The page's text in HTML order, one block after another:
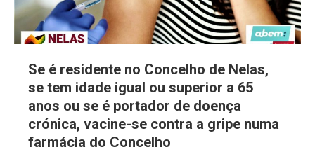
Se é residente no Concelho de Nelas,
se tem idade igual ou superior a 65
anos ou se é portador de doença
crónica, vacine-se contra a gripe numa
farmácia do Concelho